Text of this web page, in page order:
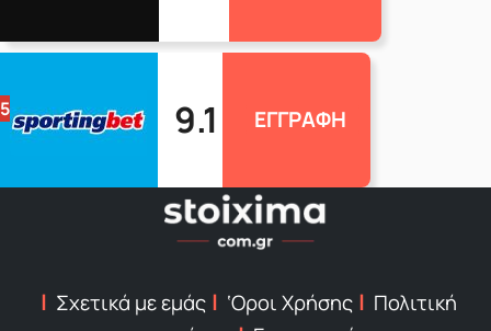
5 9.1 ΕΓΓΡΑΦΗ
Σχετικά με εμάς ‘Οροι Χρήσης
Πολιτική